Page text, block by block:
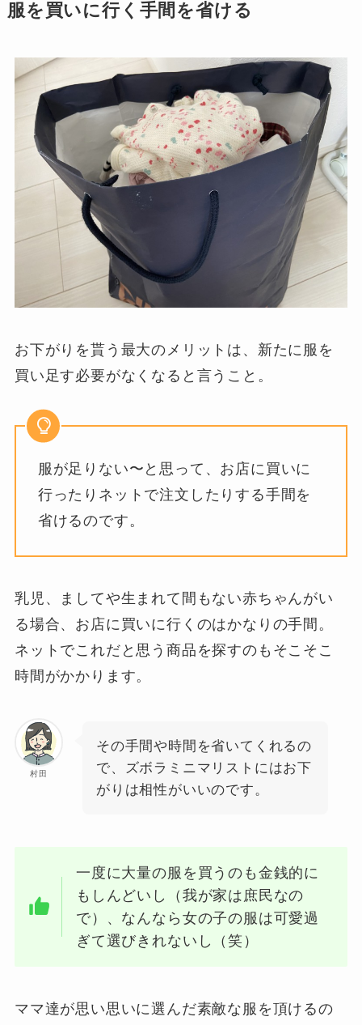
服を買いに行く手間を省ける
お下がりを貰う最大のメリットは、新たに服を
買い足す必要がなくなると言うこと。
服が足りない〜と思って、お店に買いに
行ったりネットで注文したりする手間を
省けるのです。
乳児、ましてや生まれて間もない赤ちゃんがい
る場合、お店に買いに行くのはかなりの手間。
ネットでこれだと思う商品を探すのもそこそこ
時間がかかります。
村田
その手間や時間を省いてくれるの
で、ズボラミニマリストにはお下
がりは相性がいいのです。
一度に大量の服を買うのも金銭的に
もしんどいし（我が家は庶民なの
で）、なんなら女の子の服は可愛過
ぎて選びきれないし（笑）
ママ達が思い思いに選んだ素敵な服を頂けるの